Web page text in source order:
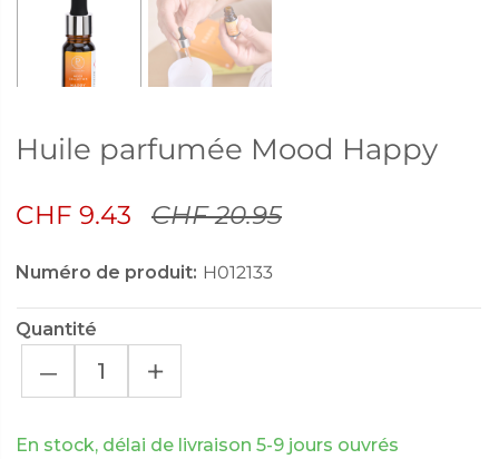
Huile parfumée Mood Happy
CHF 9.43 CHF 20.95
Numéro de produit: H012133
Quantité
– +
En stock, délai de livraison 5-9 jours ouvrés